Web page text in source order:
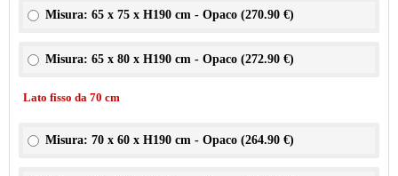
Misura: 65 x 75 x H190 cm - Opaco (270.90 €)
Misura: 65 x 80 x H190 cm - Opaco (272.90 €)
Lato fisso da 70 cm
Misura: 70 x 60 x H190 cm - Opaco (264.90 €)